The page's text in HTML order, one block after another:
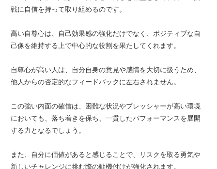
戦に自信を持って取り組めるのです。
高い自尊心は、自己効果感の強化だけでなく、ポジティブな自
己像を維持する上で中心的な役割を果たしてくれます。
自尊心が高い人は、自分自身の意見や感情を大切に扱うため、
他人からの否定的なフィードバックに左右されません。
この強い内面の確信は、困難な状況やプレッシャーが高い環境
においても、落ち着きを保ち、一貫したパフォーマンスを展開
する力となるでしょう。
また、自分に価値があると感じることで、リスクを取る勇気や
新しいチャレンジに挑む際の動機付けが強化されます。